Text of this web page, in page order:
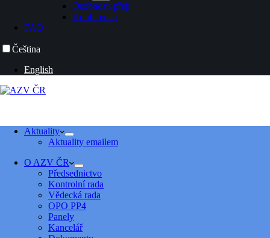
Osobnosti přejí
Konference
FAQ
Čeština
English
Aktuality
Aktuality emailem
O AZV ČR
Předsednictvo
Kontrolní rada
Vědecká rada
OPO PP4
Panely
Kancelář